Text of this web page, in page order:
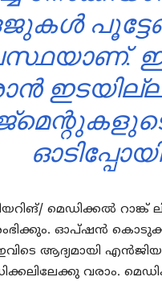
ഈ
മെഡിക്കൽ
ഓപ്ഷൻ
ആദ്യമായി
വരാം.